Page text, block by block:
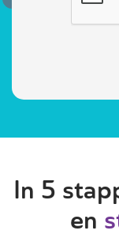
In 5
en